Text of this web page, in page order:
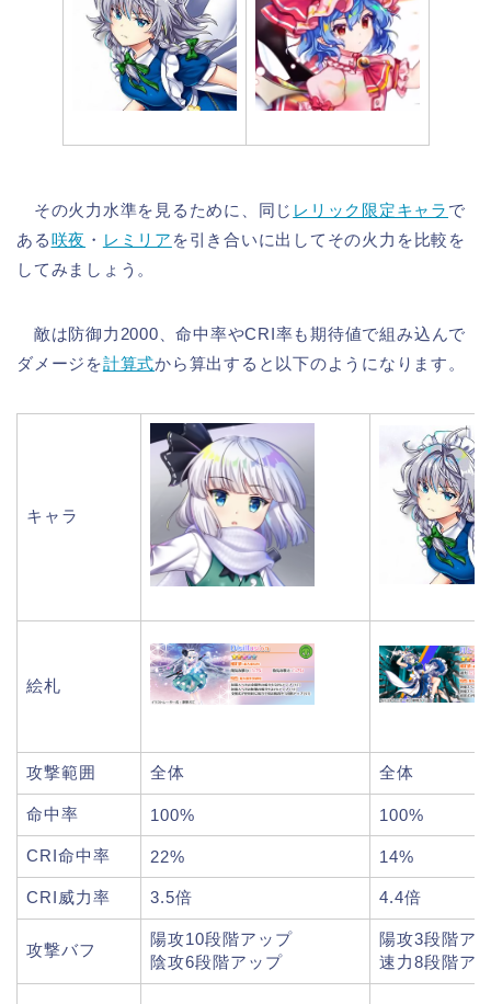
その火力水準を見るために、同じ レリック限定キャラ で
ある咲夜 ・ レミリア を引き合いに出してその火力を比較を
してみましょう。
敵は防御力2000、命中率やCRI率も期待値で組み込んで
ダメージを計算式から算出すると以下のようになります。
キャラ
絵札
攻撃範囲 全体 全体
命中率 100% 100%
CRI命中率 22% 14%
CRI威力率 3.5倍 4.4倍
攻撃バフ
陽攻10段階アップ
陰攻6段階アップ
陽攻3段階ア
速力8段階ア